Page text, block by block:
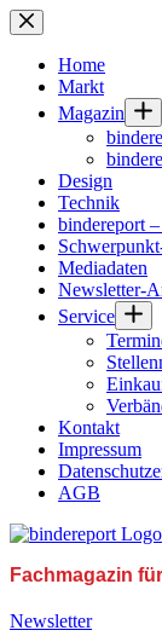
Zum
Inhalt
springenHome
Markt
Magazin
Design
Technik
bindereport
Mediadaten
Newsletter-
Service
Kontakt
Impressum
AGB
Fachmagazin
Newsletter